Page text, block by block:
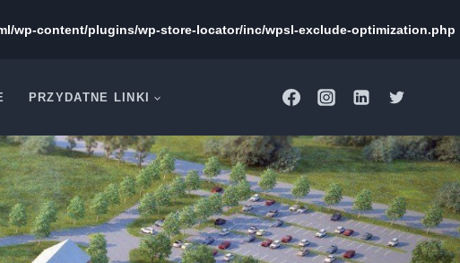
wp-content/plugins/wp-store-locator/inc/wpsl-exclude-optimization.php
PRZYDATNE LINKI